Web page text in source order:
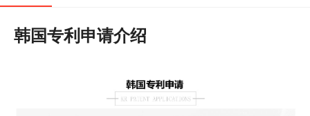
韩国专利申请介绍